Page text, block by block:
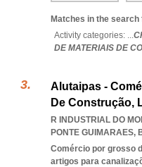
Matches in the search
Activity categories: ...
DE MATERIAIS DE
Alutaipas -
De Construção,
R INDUSTRIAL DO
PONTE GUIMARAES,
Comércio por grosso
artigos para